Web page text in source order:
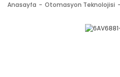
Anasayfa Otomasyon Teknolojisi